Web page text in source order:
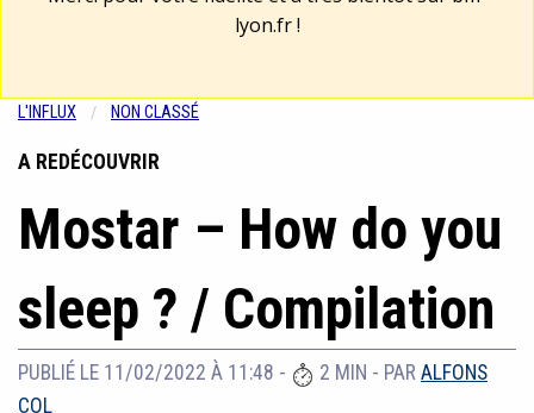
lyon.fr!
L'INFLUX NON CLASSÉ
A REDÉCOUVRIR
Mostar – How do you
sleep ? / Compilation
PUBLIÉ LE 11/02/2022 À 11:48 - 2 MIN - PAR ALFONS
COL